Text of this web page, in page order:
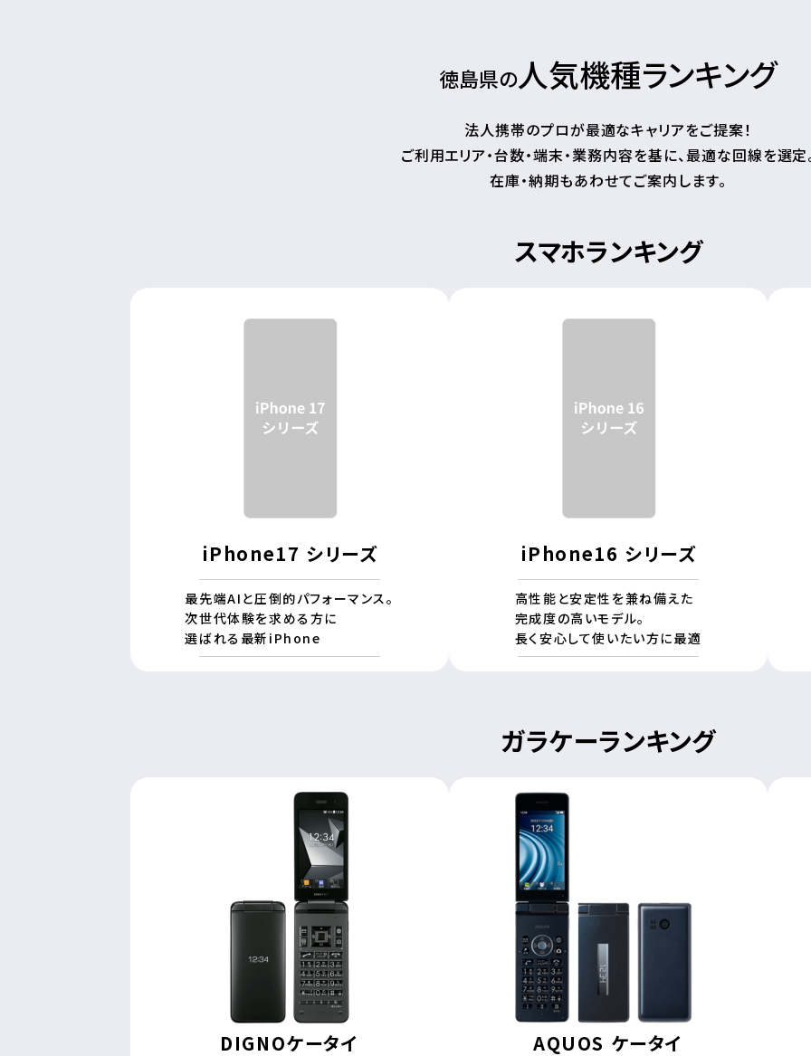
徳島県の人気機種ランキング
法人携帯のプロが最適なキャリアをご提案！
ご利用エリア・台数・端末・業務内容を基に、最適な回線を選定
在庫・納期もあわせてご案内します。
スマホランキング
iPhone17 シリーズ
最先端AIと圧倒的パフォーマンス。
次世代体験を求める方に
選ばれる最新iPhone
iPhone16 シリーズ
高性能と安定性を兼ね備えた
完成度の高いモデル。
長く安心して使いたい方に最適
ガラケーランキング
DIGNOケータイ
AQUOS ケータイ